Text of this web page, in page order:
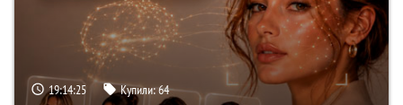
19:14:24 Купили:64